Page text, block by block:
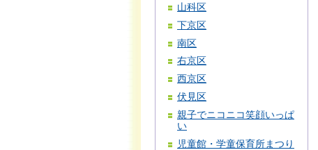
山科区
下京区
南区
右京区
西京区
伏見区
親子でニコニコ笑顔いっぱ
い
児童館・学童保育所まつり